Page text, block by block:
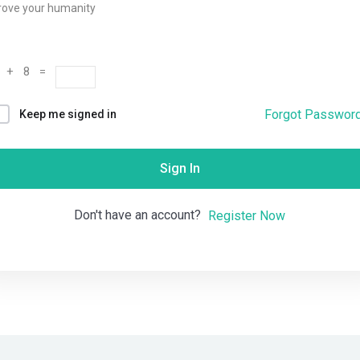
your humanity
+ 8 =
Keep me signed in Forgot
Sign In
Don't have an account? Register Now